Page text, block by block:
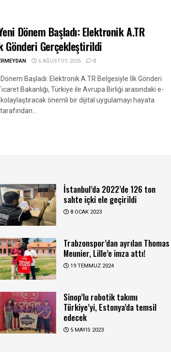
Dönem Başladı: Elektronik A.TR
Gönderi Gerçekleştirildi
6 AĞUSTOS 2026 0
Başladı: Elektronik A.TR Belgesiyle İlk Gönderi
Bakanlığı, Türkiye ile Avrupa Birliği arasındaki e-
önemli bir dijital uygulamayı hayata
İstanbul’da 2022’de 126 ton
sahte içki ele geçirildi
8 OCAK 2023
Trabzonspor’dan ayrılan Thomas
Meunier, Lille’e imza attı!
19 TEMMUZ 2024
Sinop’lu robotik takımı
Türkiye’yi, Estonya’da temsil
edecek
5 MAYIS 2023